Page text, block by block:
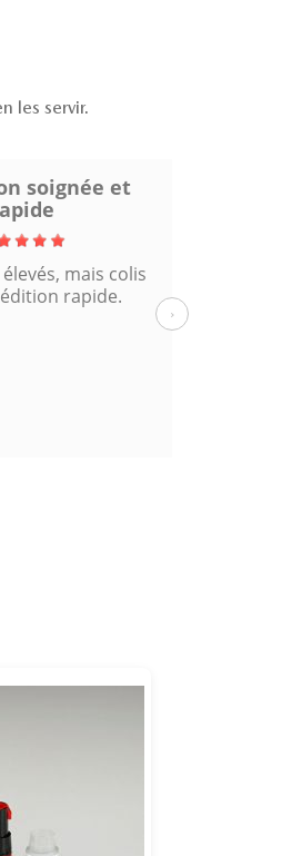
les servir.
service
rien à dire sur
!
›